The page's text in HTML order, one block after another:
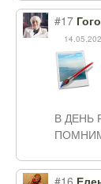
#17
В ДЕНЬ
#16